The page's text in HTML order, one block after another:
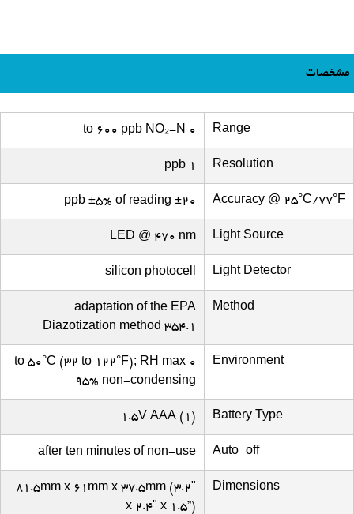
مشخصات
Range
0 to 600 ppb NO₂-N
Resolution
1 ppb
Accuracy @ 25°C/77°F
±20 ppb ±5% of reading
Light Source
LED @ 470 nm
Light Detector
silicon photocell
Method
adaptation of the EPA
Diazotization method 354.1
Environment
0 to 50°C (32 to 122°F); RH max
95% non-condensing
Battery Type
(1) 1.5V AAA
Auto-off
after ten minutes of non-use
Dimensions
81.5mm x 61mm x 37.5mm (3.2"
x 2.4" x 1.5”)